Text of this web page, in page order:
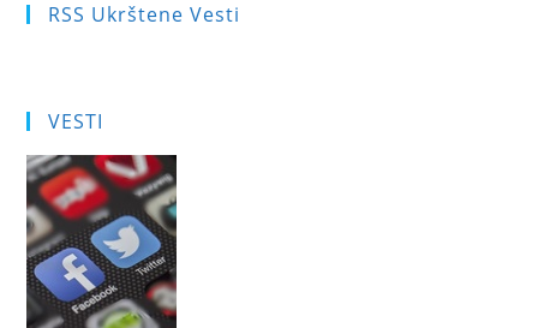
RSS Ukrštene Vesti
VESTI